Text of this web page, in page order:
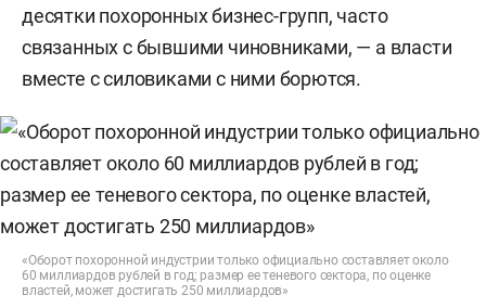
десятки похоронных бизнес-групп, часто
связанных с бывшими чиновниками, — а власти
вместе с силовиками с ними борются.
«Оборот похоронной индустрии только официально составляет около
60 миллиардов рублей в год; размер ее теневого сектора, по оценке
властей, может достигать 250 миллиардов»